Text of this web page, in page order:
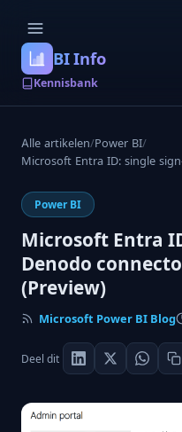
BI Info
Kennisbank
Alle artikelen/Power BI/
Microsoft Entra ID: single
Power BI
Microsoft Entra
Denodo
(Preview)
Microsoft Power BI Blog
Deel dit